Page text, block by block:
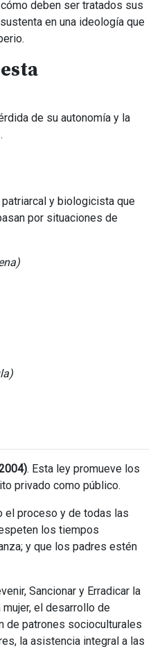
deben ser tratados sus
en una ideología que
de su autonomía y la
y biologicista que
por situaciones de
. Esta ley promueve los
privado como público.
el proceso y de todas las
los tiempos
y que los padres estén
Sancionar y Erradicar la
el desarrollo de
de patrones socioculturales
la asistencia integral a las